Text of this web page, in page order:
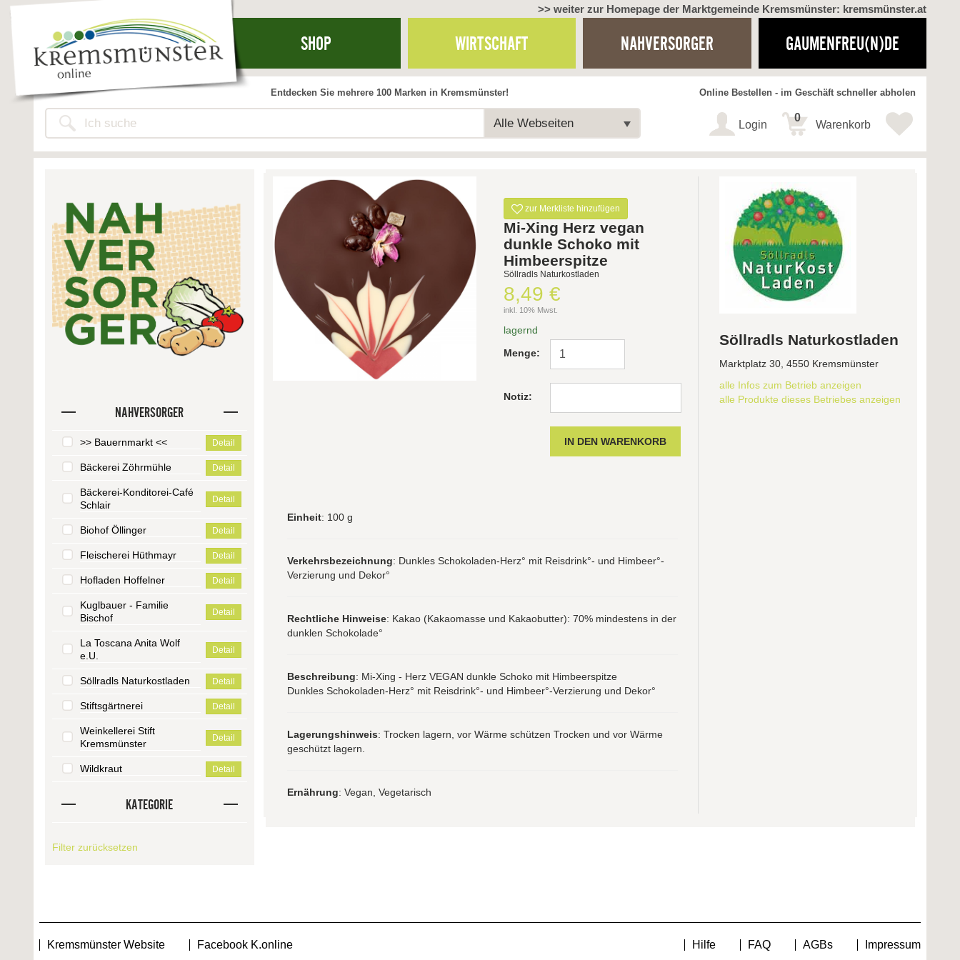
>> weiter zur Homepage der Marktgemeinde Kremsmünster: kremsmünster.at
SHOP WIRTSCHAFT NAHVERSORGER GAUMENFREU(N)DE
Alle Webseiten
Entdecken Sie mehrere 100 Marken in Kremsmünster! Online Bestellen - im Geschäft schneller abholen
Login Warenkorb
0
NAHVERSORGER
>> Bauernmarkt << Detail
Bäckerei Zöhrmühle Detail
Bäckerei-Konditorei-Café
Schlair
Detail
Biohof Öllinger Detail
Fleischerei Hüthmayr Detail
Hofladen Hoffelner Detail
Kuglbauer - Familie
Bischof
Detail
La Toscana Anita Wolf
e.U.
Detail
Söllradls Naturkostladen Detail
Stiftsgärtnerei Detail
Weinkellerei Stift
Kremsmünster
Detail
Wildkraut Detail
KATEGORIE
Filter zurücksetzen
zur Merkliste hinzufügen
Mi-Xing Herz vegan
dunkle Schoko mit
Himbeerspitze
Söllradls Naturkostladen
8,49 €
inkl. 10% Mwst.
lagernd
Menge:
Notiz:
Einheit: 100 g
Verkehrsbezeichnung: Dunkles Schokoladen-Herz° mit Reisdrink°- und Himbeer°-
Verzierung und Dekor°
Rechtliche Hinweise: Kakao (Kakaomasse und Kakaobutter): 70% mindestens in der
dunklen Schokolade°
Beschreibung: Mi-Xing - Herz VEGAN dunkle Schoko mit Himbeerspitze
Dunkles Schokoladen-Herz° mit Reisdrink°- und Himbeer°-Verzierung und Dekor°
Lagerungshinweis: Trocken lagern, vor Wärme schützen Trocken und vor Wärme
geschützt lagern.
Ernährung: Vegan, Vegetarisch
Söllradls Naturkostladen
Marktplatz 30, 4550 Kremsmünster
alle Infos zum Betrieb anzeigen
alle Produkte dieses Betriebes anzeigen
Kremsmünster Website Facebook K.online Hilfe FAQ AGBs Impressum